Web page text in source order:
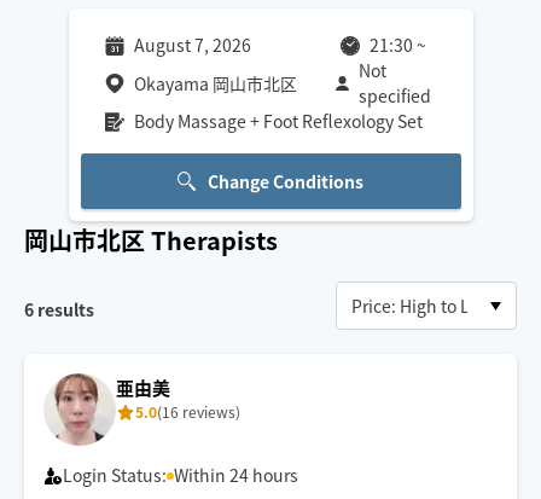
August 7, 2026 21:30 ~
Okayama 岡山市北区
Not
specified
Body Massage + Foot Reflexology Set
Change Conditions
岡山市北区Therapists
6 results
亜由美
5.0(16 reviews)
Login Status: Within 24 hours